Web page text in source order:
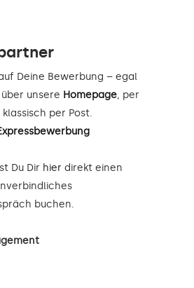
Deine Bewerbung – egal
unsere Homepage, per
per Post.
Du Dir hier direkt einen
buchen.